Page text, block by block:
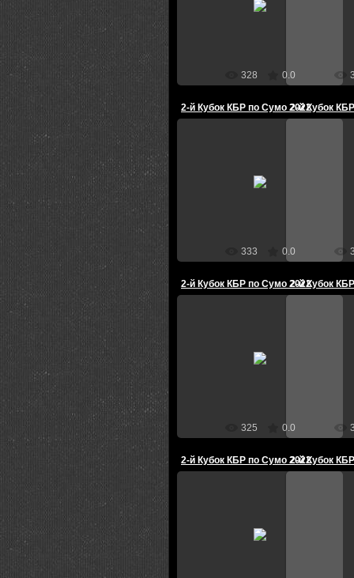
328 0.0
2-й Кубок КБР по Сумо 2022
333 0.0
2-й Кубок
2-й Кубок КБР по Сумо 2022
325 0.0
2-й Кубок
2-й Кубок КБР по Сумо 20222-й Кубок